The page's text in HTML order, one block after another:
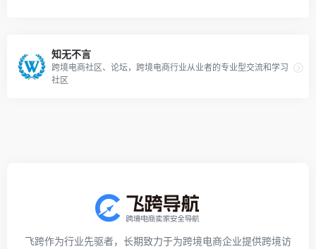
知无不言
跨境电商社区、论坛，跨境电商行业从业者的专业型交流和学习
社区
飞跨作为行业先驱者，长期致力于为跨境电商企业提供跨境访